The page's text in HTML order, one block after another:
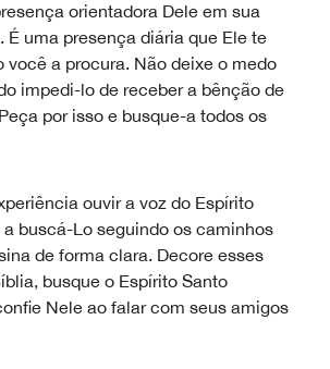
orientadora Dele em sua
É uma presença diária que Ele te
você a procura. Não deixe o medo
impedi-lo de receber a bênção de
por isso e busque-a todos os
ouvir a voz do Espírito
buscá-Lo seguindo os caminhos
de forma clara. Decore esses
busque o Espírito Santo
Nele ao falar com seus amigos